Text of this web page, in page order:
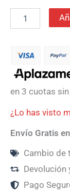
en 3 cuotas
¿Lo has visto
Envío Gratis
Cambio de
Devolución
Pago